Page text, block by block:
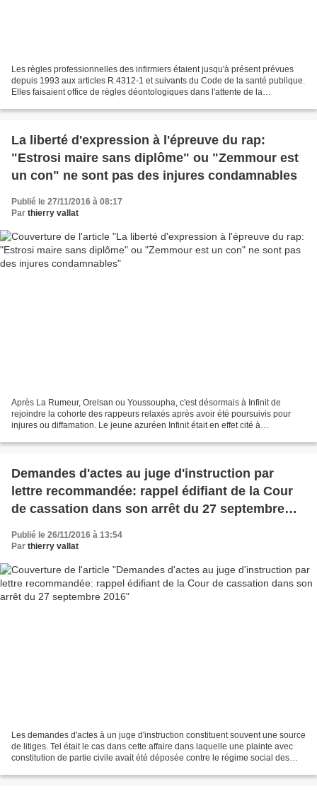
Les règles professionnelles des infirmiers étaient jusqu'à présent prévues
depuis 1993 aux articles R.4312-1 et suivants du Code de la santé publique.
Elles faisaient office de règles déontologiques dans l'attente de la
La liberté d'expression à l'épreuve du rap:
"Estrosi maire sans diplôme" ou "Zemmour est
un con" ne sont pas des injures condamnables
Publié le 27/11/2016 à 08:17
Par thierry vallat
Après La Rumeur, Orelsan ou Youssoupha, c'est désormais à Infinit de
rejoindre la cohorte des rappeurs relaxés après avoir été poursuivis pour
injures ou diffamation. Le jeune azuréen Infinit était en effet cité à
Demandes d'actes au juge d'instruction par
lettre recommandée: rappel édifiant de la Cour
de cassation dans son arrêt du 27 septembre
Publié le 26/11/2016 à 13:54
Par thierry vallat
Les demandes d'actes à un juge d'instruction constituent souvent une source
de litiges. Tel était le cas dans cette affaire dans laquelle une plainte avec
constitution de partie civile avait été déposée contre le régime social des